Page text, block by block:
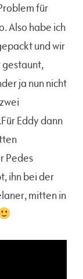
für
Also habe ich
und wir
gestaunt,
ja nun nicht
Eddy dann
Pedes
ihn bei der
mitten in